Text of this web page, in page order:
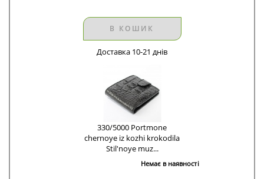
В КОШИК
Доставка 10-21 днів
330/5000 Portmone
chernoye iz kozhi krokodila
Stil'noye muz...
Немає в наявності